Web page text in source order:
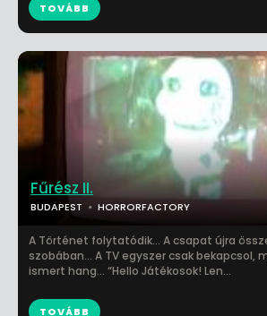
TOVÁBB
Fűrész II.
BUDAPEST HORRORFACTORY
A Történet folytatódik… A csapat újra
szobában… A TV egyszer csak bekapcsol,
ismert hang… “Hello Játékosok! Len...
TOVÁBB